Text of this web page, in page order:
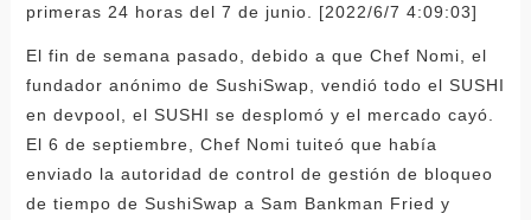
primeras 24 horas del 7 de junio. [2022/6/7 4:09:03]
El fin de semana pasado, debido a que Chef Nomi, el
fundador anónimo de SushiSwap, vendió todo el SUSHI
en devpool, el SUSHI se desplomó y el mercado cayó.
El 6 de septiembre, Chef Nomi tuiteó que había
enviado la autoridad de control de gestión de bloqueo
de tiempo de SushiSwap a Sam Bankman Fried y